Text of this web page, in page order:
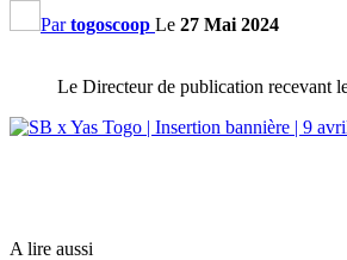
Partogoscoop Le 27 Mai 2024
Le Directeur de publication recevant
A lire aussi